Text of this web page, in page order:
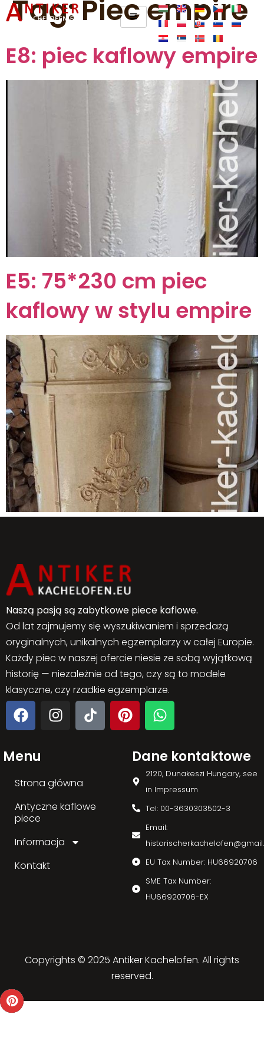
Tag:Piec empire
E8: piec kaflowy empire
E5: 75*230 cm piec
kaflowy w stylu empire
Naszą pasją są zabytkowe piece kaflowe.
Od lat zajmujemy się wyszukiwaniem i sprzedażą
oryginalnych, unikalnych egzemplarzy w całej Europie.
Każdy piec w naszej ofercie niesie ze sobą wyjątkową
historię — niezależnie od tego, czy są to modele
klasyczne, czy rzadkie egzemplarze.
Menu
Strona główna
Antyczne kaflowe
piece
Informacja
Kontakt
Dane kontaktowe
2120, Dunakeszi Hungary, see
in Impressum
Tel: 00-3630303502-3
Email:
EU Tax Number: HU66920706
SME Tax Number:
HU66920706-EX
Copyrights © 2025 Antiker Kachelofen. All rights
reserved.